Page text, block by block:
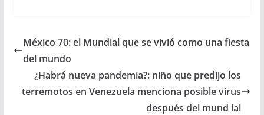
México 70: el Mundial que se vivió como una fiesta
del mundo
¿Habrá nueva pandemia?: niño que predijo los
terremotos en Venezuela menciona posible virus
después del mund ial